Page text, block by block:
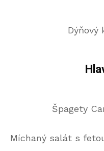
Dýňový
Špagety
Míchaný salát s